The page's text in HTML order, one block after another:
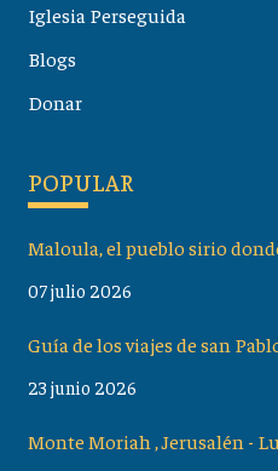
Iglesia Perseguida
Blogs
Donar
POPULAR
Maloula, el pueblo sirio
07 julio 2026
Guía de los viajes de san
23 junio 2026
Monte Moriah , Jerusalén -